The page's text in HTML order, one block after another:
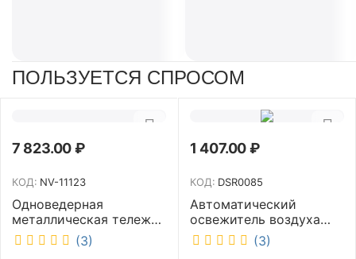
ПОЛЬЗУЕТСЯ СПРОСОМ
7 823.00₽
КОД: NV-11123
Одноведерная
металлическая тележка
с отжимом и корзинкой
под химию NV 23 л NV-
(3)
1 407.00₽
КОД: DSR0085
Автоматический
освежитель воздуха
DISCOVER белый
DSR0085
(3)